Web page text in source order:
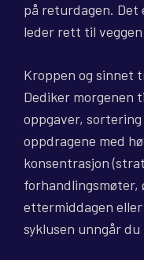
på returdagen.
leder rett til
Kroppen og sinnet
Dediker morgenen
oppgaver,
oppdragene med
konsentrasjon
forhandlingsmøter,
ettermiddagen eller
syklusen unngår